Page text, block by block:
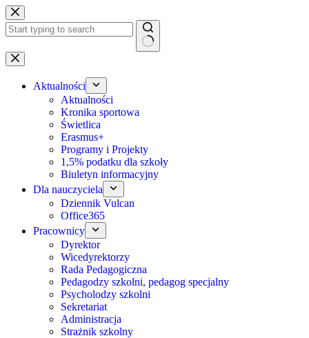
Przejdź
do
treści
Brak
wyników
Aktualności
Aktualności
Kronika sportowa
Świetlica
Erasmus+
Programy i Projekty
1,5% podatku dla szkoły
Biuletyn informacyjny
Dla nauczyciela
Dziennik Vulcan
Office365
Pracownicy
Dyrektor
Wicedyrektorzy
Rada Pedagogiczna
Pedagodzy szkolni, pedagog specjalny
Psycholodzy szkolni
Sekretariat
Administracja
Strażnik szkolny